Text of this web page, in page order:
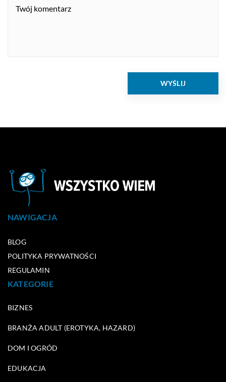
NAWIGACJA
BLOG
POLITYKA PRYWATNOŚCI
REGULAMIN
KATEGORIE
BIZNES
BRANŻA ADULT (EROTYKA, HAZARD)
DOM I OGRÓD
EDUKACJA